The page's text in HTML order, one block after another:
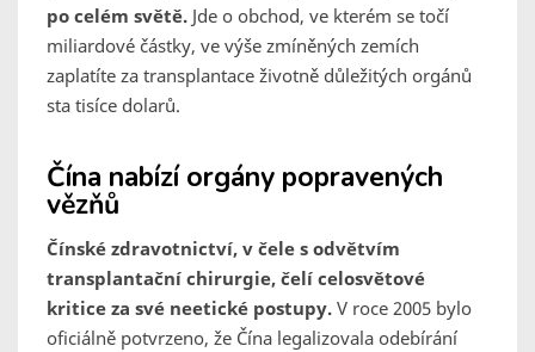
po celém světě. Jde o obchod, ve kterém se točí
miliardové částky, ve výše zmíněných zemích
zaplatíte za transplantace životně důležitých orgánů
sta tisíce dolarů.
Čína nabízí orgány popravených
vězňů
Čínské zdravotnictví, v čele s odvětvím
transplantační chirurgie, čelí celosvětové
kritice za své neetické postupy. V roce 2005 bylo
oficiálně potvrzeno, že Čína legalizovala odebírání